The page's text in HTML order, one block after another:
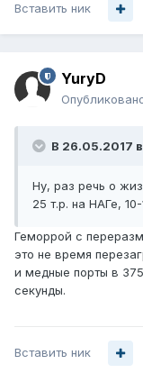
Вставить ник
YuryD
В 26.05.2017 в
Ну, раз речь о
25 т.р. на НАГе,
Геморрой с
это не время
и медные порты в
секунды.
Вставить ник